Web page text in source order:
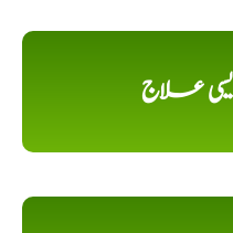
علاج